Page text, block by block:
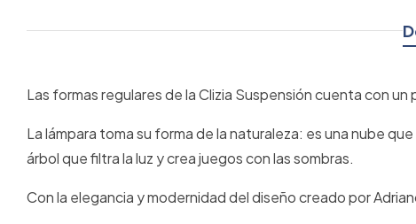
Las formas regulares de la Clizia Suspensión cuenta con
La lámpara toma su forma de la naturaleza: es una nube
árbol que filtra la luz y crea juegos con las sombras.
Con la elegancia y modernidad del diseño creado por